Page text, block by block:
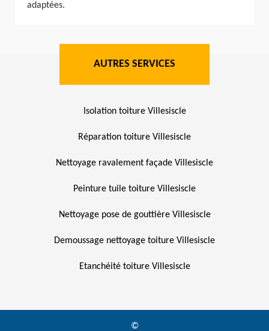
adaptées.
AUTRES SERVICES
Isolation toiture Villesiscle
Réparation toiture Villesiscle
Nettoyage ravalement façade Villesiscle
Peinture tuile toiture Villesiscle
Nettoyage pose de gouttière Villesiscle
Demoussage nettoyage toiture Villesiscle
Etanchéité toiture Villesiscle
©